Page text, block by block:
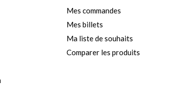
Mes commandes
Mes billets
Ma liste de souhaits
Comparer les produits